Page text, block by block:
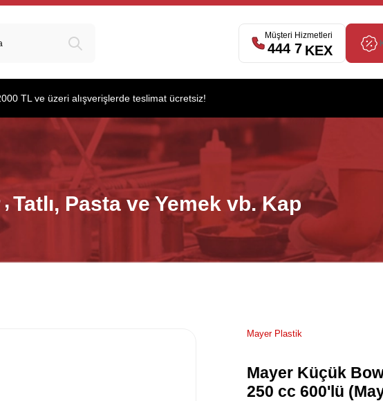
Müşteri Hizmetleri
444 7 539
TL ve üzeri alışverişlerde teslimat ücretsiz!
Tatlı, Pasta ve Yemek vb. Kap
Mayer Plastik
Mayer Küçük
250 cc 600'lü